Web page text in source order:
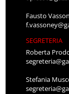
Fausto
SEGRETERIA
Roberta
Stefania